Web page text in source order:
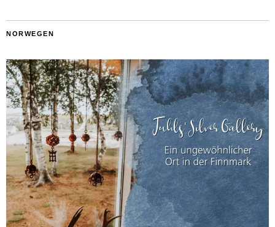
NORWEGEN